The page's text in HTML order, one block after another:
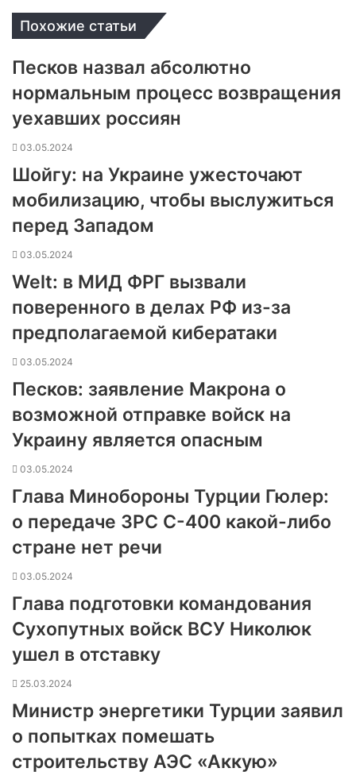
Похожие статьи
Песков назвал абсолютно
нормальным процесс возвращения
уехавших россиян
03.05.2024
Шойгу: на Украине ужесточают
мобилизацию, чтобы выслужиться
перед Западом
03.05.2024
Welt: в МИД ФРГ вызвали
поверенного в делах РФ из-за
предполагаемой кибератаки
03.05.2024
Песков: заявление Макрона о
возможной отправке войск на
Украину является опасным
03.05.2024
Глава Минобороны Турции Гюлер:
о передаче ЗРС С-400 какой-либо
стране нет речи
03.05.2024
Глава подготовки командования
Сухопутных войск ВСУ Николюк
ушел в отставку
25.03.2024
Министр энергетики Турции заявил
о попытках помешать
строительству АЭС «Аккую»